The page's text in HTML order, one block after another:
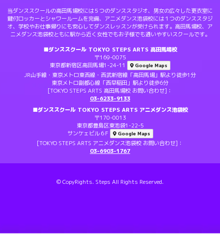
当ダンススクールの高田馬場校には５つのダンススタジオ、男女の広々した更衣室に
鍵付ロッカーとシャワールームを完備、アニメダンス池袋校には１つのダンススタジ
オ、学校やお仕事帰りにも安心してダンスレッスンが受けられます。高田馬場校、ア
ニメダンス池袋校ともに駅から近く女性でもお子様でも通いやすいスクールです。
■ダンススクール TOKYO STEPS ARTS 高田馬場校
〒169-0075
東京都新宿区高田馬場1-24-11
Google Maps
JR山手線・東京メトロ東西線・西武新宿線「高田馬場」駅より徒歩1分
東京メトロ副都心線「西早稲田」駅より徒歩6分
[TOKYO STEPS ARTS 高田馬場校 お問い合わせ]：
03-6233-9133
■ダンススクール TOKYO STEPS ARTS アニメダンス池袋校
〒170-0013
東京都豊島区東池袋1-22-5
サンケェビル６F
Google Maps
[TOKYO STEPS ARTS アニメダンス池袋校 お問い合わせ]：
03-6903-1767
© CopyRights. Steps All Rights Reserved.